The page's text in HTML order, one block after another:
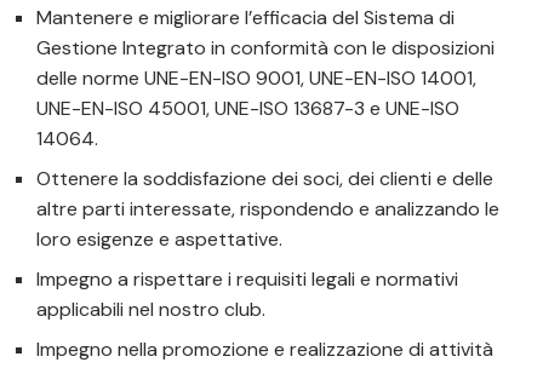
Mantenere e migliorare l’efficacia del Sistema di
Gestione Integrato in conformità con le disposizioni
delle norme UNE-EN-ISO 9001, UNE-EN-ISO 14001,
UNE-EN-ISO 45001, UNE-ISO 13687-3 e UNE-ISO
14064.
Ottenere la soddisfazione dei soci, dei clienti e delle
altre parti interessate, rispondendo e analizzando le
loro esigenze e aspettative.
Impegno a rispettare i requisiti legali e normativi
applicabili nel nostro club.
Impegno nella promozione e realizzazione di attività